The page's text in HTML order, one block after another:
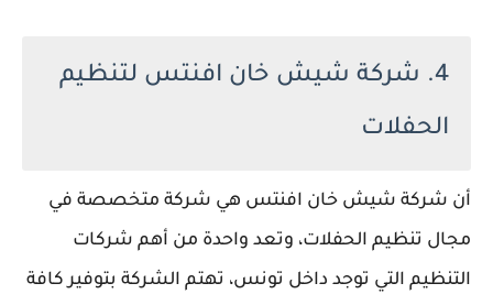
4. شركة شيش خان افنتس لتنظيم
الحفلات
أن شركة شيش خان افنتس هي شركة متخصصة في
مجال تنظيم الحفلات، وتعد واحدة من أهم شركات
التنظيم التي توجد داخل تونس، تهتم الشركة بتوفير كافة